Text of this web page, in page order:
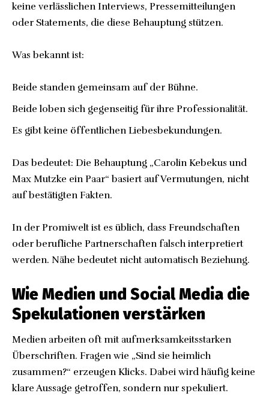
keine verlässlichen Interviews, Pressemitteilungen
oder Statements, die diese Behauptung stützen.
Was bekannt ist:
Beide standen gemeinsam auf der Bühne.
Beide loben sich gegenseitig für ihre Professionalität.
Es gibt keine öffentlichen Liebesbekundungen.
Das bedeutet: Die Behauptung „Carolin Kebekus und
Max Mutzke ein Paar“ basiert auf Vermutungen, nicht
auf bestätigten Fakten.
In der Promiwelt ist es üblich, dass Freundschaften
oder berufliche Partnerschaften falsch interpretiert
werden. Nähe bedeutet nicht automatisch Beziehung.
Wie Medien und Social Media die
Spekulationen verstärken
Medien arbeiten oft mit aufmerksamkeitsstarken
Überschriften. Fragen wie „Sind sie heimlich
zusammen?“ erzeugen Klicks. Dabei wird häufig keine
klare Aussage getroffen, sondern nur spekuliert.